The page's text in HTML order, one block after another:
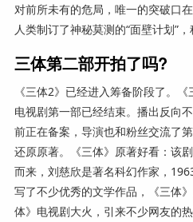
对前所未有的危局，唯一的突破口
人类制订了神秘莫测的“面壁计划”
三体第二部开拍了吗?
《三体2》已经进入筹备阶段了。
电视剧第一部已经结束。播出反向
前正在备案，导演也和粉丝交流了
还原原著。《三体》原著好看：该
而来，刘慈欣是著名科幻作家，
写了不少优秀的文学作品，《三体
体》电视剧大火，引来不少网友的